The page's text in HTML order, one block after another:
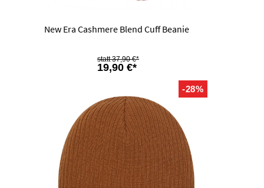
New Era Cashmere Blend Cuff Beanie
19,90 €*
37,90 €*
-28%